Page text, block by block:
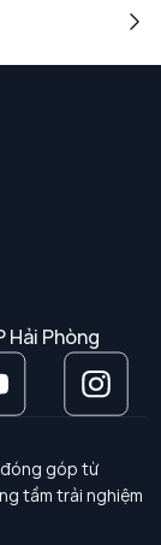
Hải Phòng
góp từ
tầm trải nghiệm